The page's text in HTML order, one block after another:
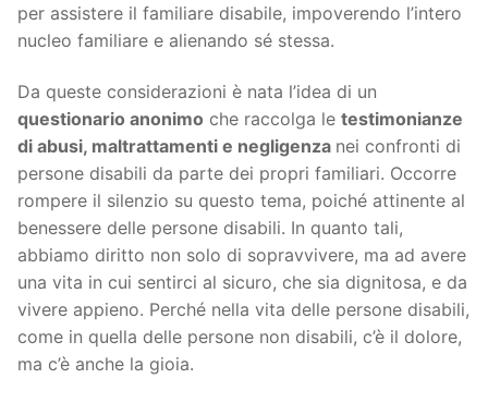
per assistere il familiare disabile, impoverendo l’intero
nucleo familiare e alienando sé stessa.
Da queste considerazioni è nata l’idea di un
questionario anonimo che raccolga le testimonianze
di abusi, maltrattamenti e negligenza nei confronti di
persone disabili da parte dei propri familiari. Occorre
rompere il silenzio su questo tema, poiché attinente al
benessere delle persone disabili. In quanto tali,
abbiamo diritto non solo di sopravvivere, ma ad avere
una vita in cui sentirci al sicuro, che sia dignitosa, e da
vivere appieno. Perché nella vita delle persone disabili,
come in quella delle persone non disabili, c’è il dolore,
ma c’è anche la gioia.